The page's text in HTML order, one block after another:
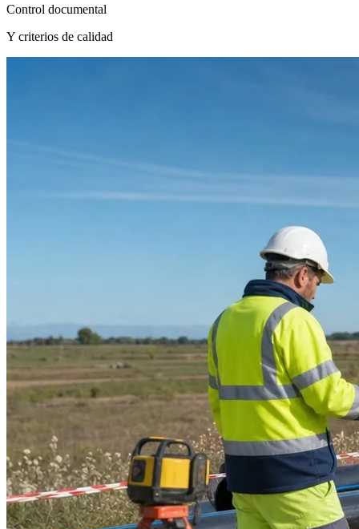
Control documental
Y criterios de calidad